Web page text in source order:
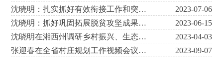
沈晓明：扎实抓好有效衔接工作和突出问题整改 着力提高全面推进乡村振兴的效力效能
2023-07-06
沈晓明：抓好巩固拓展脱贫攻坚成果同乡村振兴有效衔接 推动宜居宜业和美乡村建设取得新成效
2023-06-15
沈晓明在湘西州调研乡村振兴、生态保护修复等工作
2023-04-03
张迎春在全省村庄规划工作视频会议上指出 要扎实推进村庄规划质量提升，确保实用、管用、好用
2023-09-07